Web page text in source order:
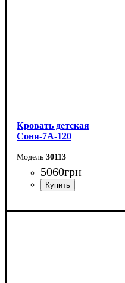
Кровать детская
Соня-7А-120
30113
5060грн
Длина - 204,8 см